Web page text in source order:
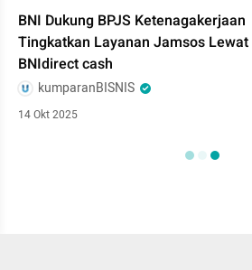
BNI Dukung BPJS Ketenagakerjaan
Tingkatkan Layanan Jamsos Lewat
BNIdirect cash
kumparanBISNIS
14 Okt 2025